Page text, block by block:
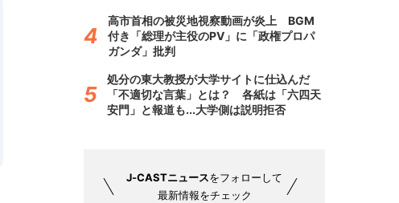
高市首相の被災地視察動画が炎上 BGM
付き「総理が主役のPV」に「政権プロパ
ガンダ」批判
処分の東大教授が大学サイトに仕込んだ
「不適切な言葉」とは？ 各紙は「六四天
安門」と報道も...大学側は説明拒否
J-CASTニュースをフォローして
最新情報をチェック